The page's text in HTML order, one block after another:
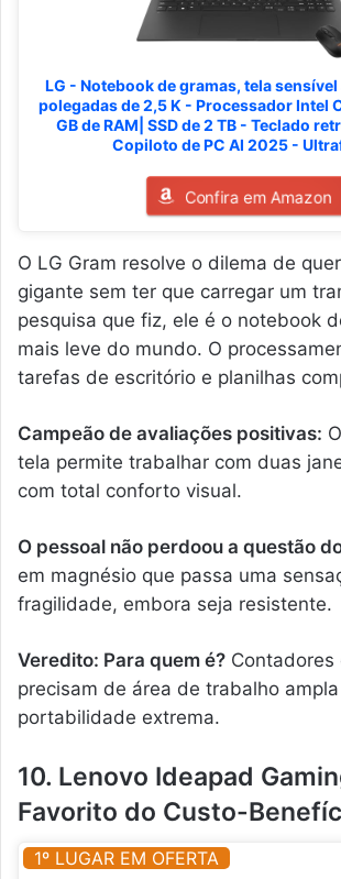
LG - Notebook de gramas, tela sensível
polegadas de 2,5 K - Processador Intel
GB de RAM| SSD de 2 TB - Teclado
Copiloto de PC AI 2025 -
Confira em Amazon
O LG Gram resolve o dilema de
gigante sem ter que carregar um
pesquisa que fiz, ele é o notebook
mais leve do mundo. O
tarefas de escritório e planilhas
Campeão de avaliações positivas:
tela permite trabalhar com duas
com total conforto visual.
O pessoal não perdoou a questão
em magnésio que passa uma
fragilidade, embora seja resistente.
Veredito: Para quem é? Contadores
precisam de área de trabalho
portabilidade extrema.
10. Lenovo Ideapad
Favorito do Custo-
1º LUGAR EM OFERTA